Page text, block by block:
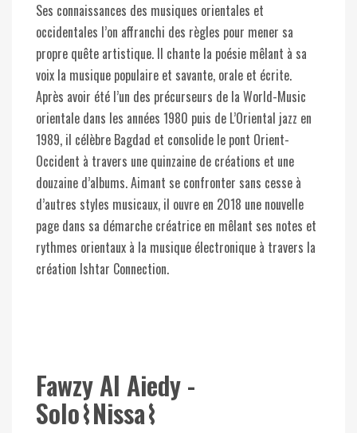
Ses connaissances des musiques orientales et
occidentales l’on affranchi des règles pour mener sa
propre quête artistique. Il chante la poésie mêlant à sa
voix la musique populaire et savante, orale et écrite.
Après avoir été l’un des précurseurs de la World-Music
orientale dans les années 1980 puis de L’Oriental jazz en
1989, il célèbre Bagdad et consolide le pont Orient-
Occident à travers une quinzaine de créations et une
douzaine d’albums. Aimant se confronter sans cesse à
d’autres styles musicaux, il ouvre en 2018 une nouvelle
page dans sa démarche créatrice en mêlant ses notes et
rythmes orientaux à la musique électronique à travers la
création Ishtar Connection.
Fawzy Al Aiedy -
Solo⌇Nissa⌇